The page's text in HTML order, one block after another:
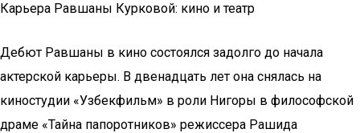
Карьера Равшаны Курковой: кино и театр
Дебют Равшаны в кино состоялся задолго до начала
актерской карьеры. В двенадцать лет она снялась на
киностудии «Узбекфильм» в роли Нигоры в философской
драме «Тайна папоротников» режиссера Рашида